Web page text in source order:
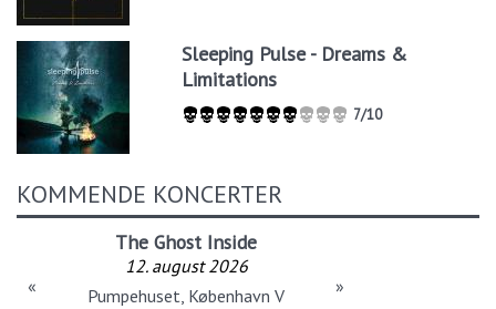
Sleeping Pulse - Dreams &
Limitations
7/10
KOMMENDE KONCERTER
The Ghost Inside
12. august 2026
Pumpehuset, København V
« »